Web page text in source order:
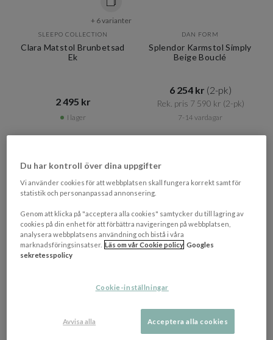
+ 6 varianter
SLEEPO COLLECTION
Clara Matstol Brunbetsad
Ek
2 495 kr​​
I lager
DAN FORM
Splendor Karmstol Simply
Beige Bouclé
6 254 kr​​ (2-pk)
Rek. pris 7 590 kr​​ (2-pk)
7-14 vardagar
Casper Karmstol Valnöt/Vit
Du har kontroll över dina uppgifter
Vi använder cookies för att webbplatsen skall fungera korrekt samt för
statistik och personanpassad annonsering.
Genom att klicka på "acceptera alla cookies" samtycker du till lagring av
cookies på din enhet för att förbättra navigeringen på webbplatsen,
analysera webbplatsens användning och bistå i våra
marknadsföringsinsatser. Läs om vår Cookie policy Googles
sekretesspolicy
Cookie-inställningar
Avvisa alla Acceptera alla cookies